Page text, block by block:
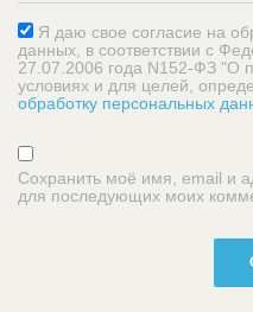
Я даю свое согласие на
данных, в соответствии с
27.07.2006 года N152-ФЗ "О
условиях и для целей,
обработку персональных
Сохранить моё имя, email и
для последующих моих